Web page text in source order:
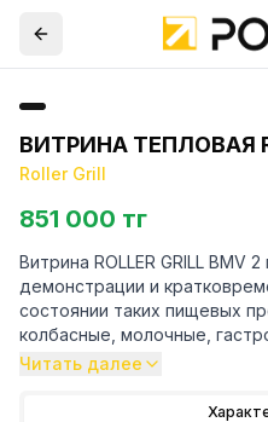
ВИТРИНА ТЕПЛОВАЯ
Roller Grill
851 000 тг
Витрина ROLLER GRILL BMV
демонстрации и
состоянии таких пищевых
колбасные, молочные,
изделия. Благодаря двум
продемонстрировать
Читать далее